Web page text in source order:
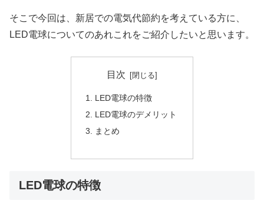
そこで今回は、新居での電気代節約を考えている方に、
LED電球についてのあれこれをご紹介したいと思います。
目次
LED電球の特徴
LED電球のデメリット
まとめ
LED電球の特徴